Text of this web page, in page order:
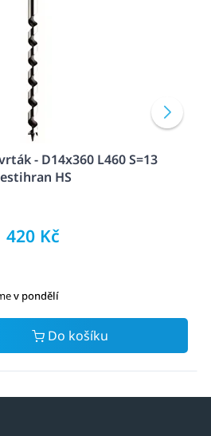
- D14x360 L460 S=13
HS
420 Kč
v pondělí
Do košíku